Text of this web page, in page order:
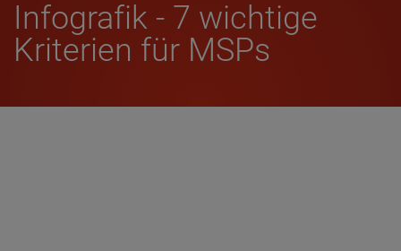
Infografik - 7 wichtige
Kriterien für MSPs